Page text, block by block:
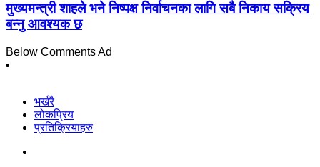
मुख्यमन्त्री शाहले भने निष्पक्ष निर्वाचनका लागि सबै निकाय सक्रिय
बन्नु आवश्यक छ
Below Comments Ad
भर्खरै
लोकप्रिय
प्रतिक्रियाहरु